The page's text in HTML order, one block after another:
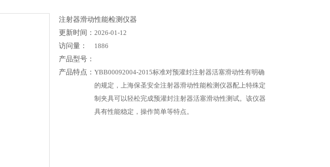
注射器滑动性能检测仪器
更新时间： 2026-01-12
访问量：
1886
产品型号：
产品特点： YBB00092004-2015标准对预灌封注射器活塞滑动性有明确
的规定，上海保圣安全注射器滑动性能检测仪器配上特殊定
制夹具可以轻松完成预灌封注射器活塞滑动性测试。该仪器
具有性能稳定，操作简单等特点。